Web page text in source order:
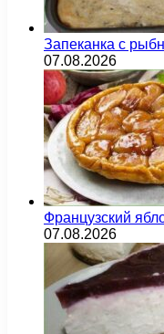
Запеканка с
07.08.2026
Французский
07.08.2026